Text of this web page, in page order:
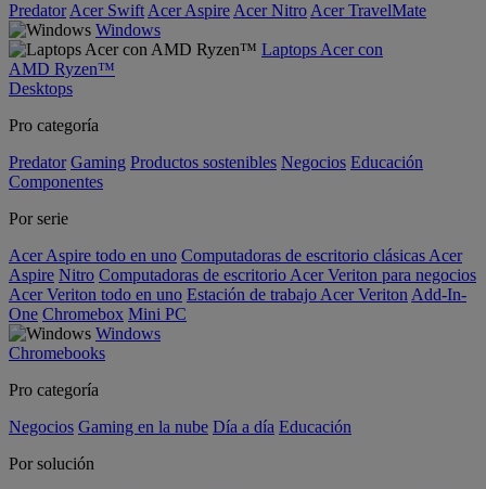
Predator Acer Swift Acer Aspire Acer Nitro Acer TravelMate
Windows
Laptops Acer con
AMD Ryzen™
Desktops
Pro categoría
Predator Gaming Productos sostenibles Negocios Educación
Componentes
Por serie
Acer Aspire todo en uno Computadoras de escritorio clásicas Acer
Aspire Nitro Computadoras de escritorio Acer Veriton para negocios
Acer Veriton todo en uno Estación de trabajo Acer Veriton Add-In-
One Chromebox Mini PC
Windows
Chromebooks
Pro categoría
Negocios Gaming en la nube Día a día Educación
Por solución